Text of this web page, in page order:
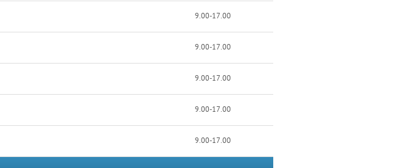
9.00-17.00
9.00-17.00
9.00-17.00
9.00-17.00
9.00-17.00